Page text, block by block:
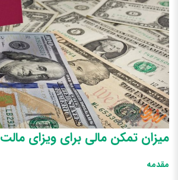
میزان تمکن مالی برای ویزای مالت
مقدمه